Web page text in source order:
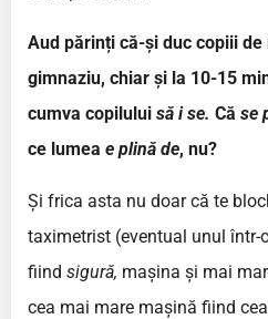
Aud părinți că-și duc copiii
gimnaziu, chiar și la 10-15
cumva copilului să i se. Că se
ce lumea e plină de, nu?
Și frica asta nu doar că te
taximetrist (eventual unul într-
fiind sigură, mașina și mai
cea mai mare mașină fiind